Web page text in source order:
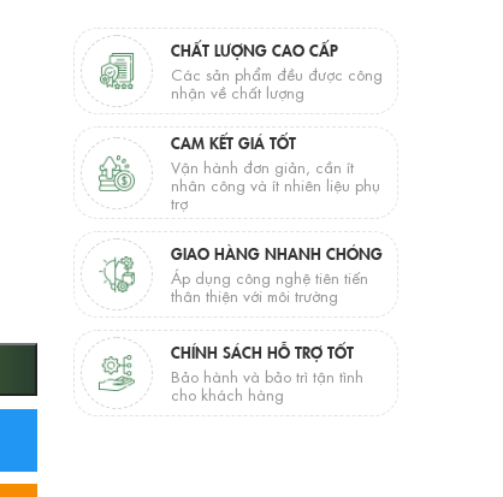
CHẤT LƯỢNG CAO CẤP
Các sản phẩm đều được công
nhận về chất lượng
CAM KẾT GIÁ TỐT
Vận hành đơn giản, cần ít
nhân công và ít nhiên liệu phụ
trợ
GIAO HÀNG NHANH CHÓNG
Áp dụng công nghệ tiên tiến
thân thiện với môi trường
CHÍNH SÁCH HỖ TRỢ TỐT
Bảo hành và bảo trì tận tình
cho khách hàng